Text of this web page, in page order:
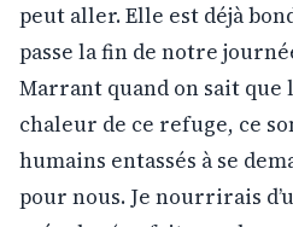
peut aller. Elle est déjà
passe la fin de notre
Marrant quand on sait que
chaleur de ce refuge, ce
humains entassés à se
pour nous. Je nourrirais